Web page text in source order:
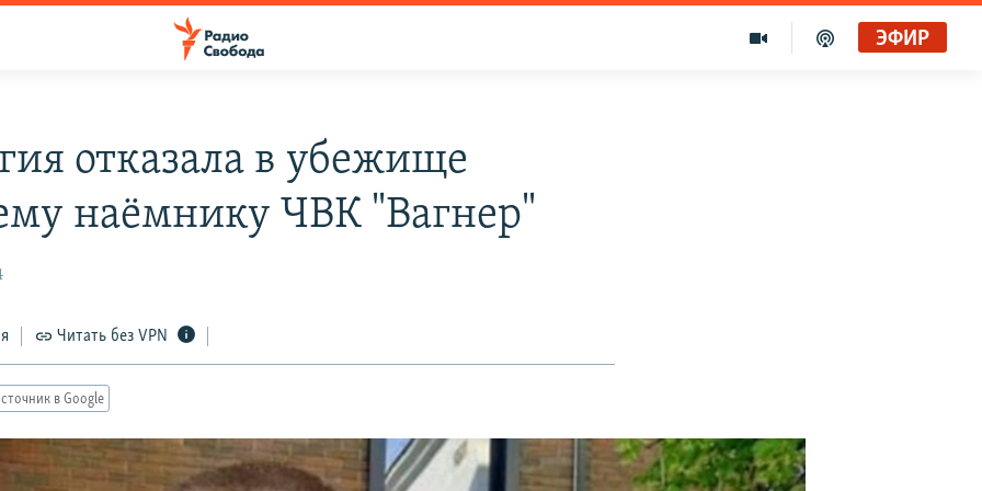
ЭФИР
отказала в убежище
наёмнику ЧВК "Вагнер"
Читать без VPN
в Google